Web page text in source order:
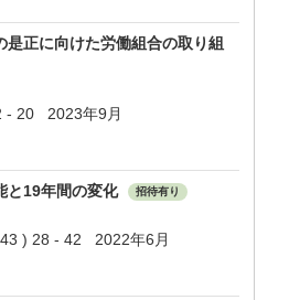
是正に向けた労働組合の取り組
- 20 2023年9月
と19年間の変化 招待有り
) 28 - 42 2022年6月